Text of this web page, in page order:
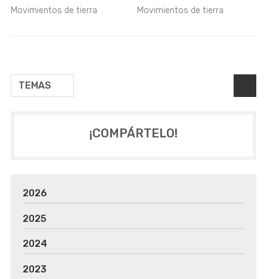
TEMAS
daños y accidentes en tu
Movimientos de tierra
paisajismo y jardinería
Movimientos de tierra
¡COMPÁRTELO!
2026
2025
2024
2023